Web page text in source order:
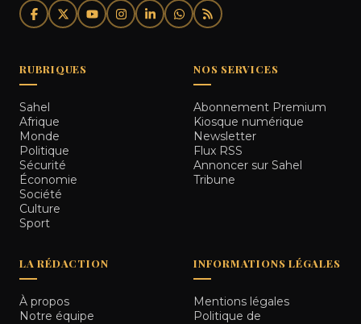
RUBRIQUES
Sahel
Afrique
Monde
Politique
Sécurité
Économie
Société
Culture
Sport
NOS SERVICES
Abonnement Premium
Kiosque numérique
Newsletter
Flux RSS
Annoncer sur Sahel
Tribune
LA RÉDACTION
À propos
Notre équipe
INFORMATIONS LÉGALES
Mentions légales
Politique de